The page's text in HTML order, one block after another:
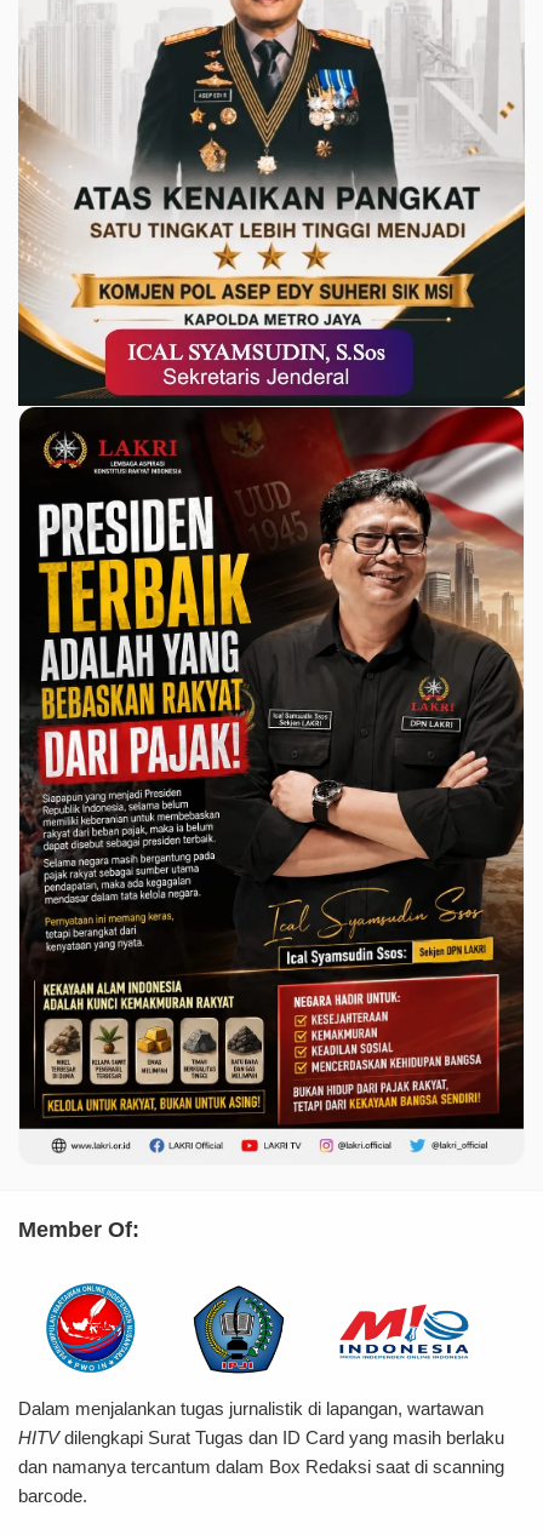
Member Of:
Dalam menjalankan tugas jurnalistik di lapangan, wartawan
HITVdilengkapi Surat Tugas dan ID Card yang masih berlaku
dan namanya tercantum dalam Box Redaksi saat di scanning
barcode.